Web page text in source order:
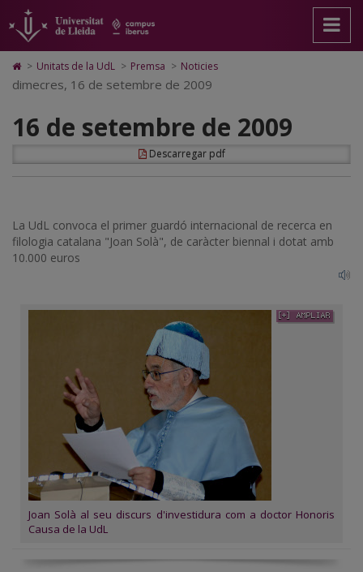
16
de
setembre
de
2009
pàgina
principal.
Universitat
Lleida
contingut
principal
Mapa
Web.
Universitat
Cerca
Accessibilitat.
Universitat
Lleida
Icono
de
Home
ir
a
página
de
> Unitats de la UdL > Premsa > Noticies
dimecres, 16 de setembre de 2009
16 de setembre de 2009
Descarregar pdf
La UdL convoca el primer guardó internacional de recerca en
filologia catalana "Joan Solà", de caràcter biennal i dotat amb
10.000 euros
Joan Solà al seu discurs d'investidura com a doctor Honoris
Causa de la UdL